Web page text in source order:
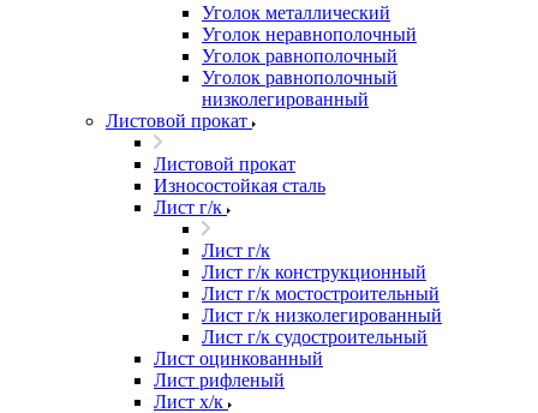
Уголок металлический
Уголок неравнополочный
Уголок равнополочный
Уголок равнополочный
низколегированный
Листовой прокат
Листовой прокат
Износостойкая сталь
Лист г/к
Лист г/к
Лист г/к конструкционный
Лист г/к мостостроительный
Лист г/к низколегированный
Лист г/к судостроительный
Лист оцинкованный
Лист рифленый
Лист х/к